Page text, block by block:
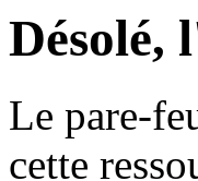
Désolé,
Le pare-
cette